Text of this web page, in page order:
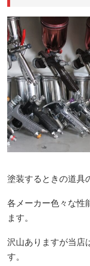
塗装するときの道具
各メーカー色々な性
ます。
沢山ありますが当店
す。